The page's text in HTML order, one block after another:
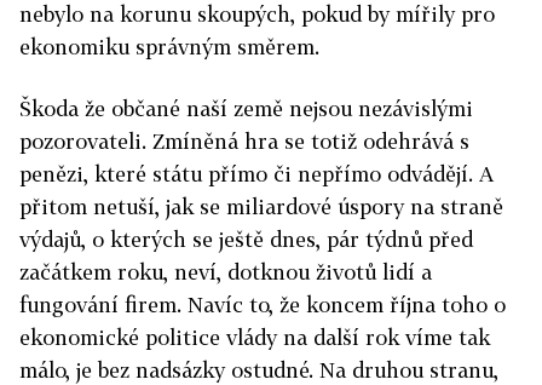
nebylo na korunu skoupých, pokud by mířily pro
ekonomiku správným směrem.
Škoda že občané naší země nejsou nezávislými
pozorovateli. Zmíněná hra se totiž odehrává s
penězi, které státu přímo či nepřímo odvádějí. A
přitom netuší, jak se miliardové úspory na straně
výdajů, o kterých se ještě dnes, pár týdnů před
začátkem roku, neví, dotknou životů lidí a
fungování firem. Navíc to, že koncem října toho o
ekonomické politice vlády na další rok víme tak
málo, je bez nadsázky ostudné. Na druhou stranu,